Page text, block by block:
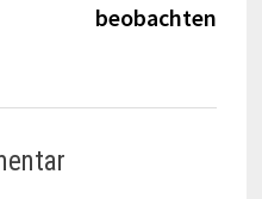
beobachten